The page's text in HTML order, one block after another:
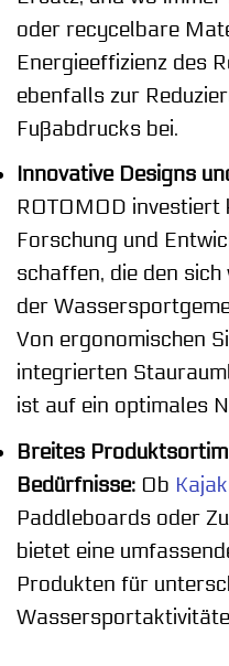
oder recycelbare
Energieeffizienz des
ebenfalls zur
Fußabdrucks bei.
Innovative Designs
ROTOMOD investiert
Forschung und
schaffen, die den
der
Von ergonomischen
integrierten
ist auf ein optimales
Breites
Bedürfnisse: Ob
Paddleboards oder
bietet eine
Produkten für